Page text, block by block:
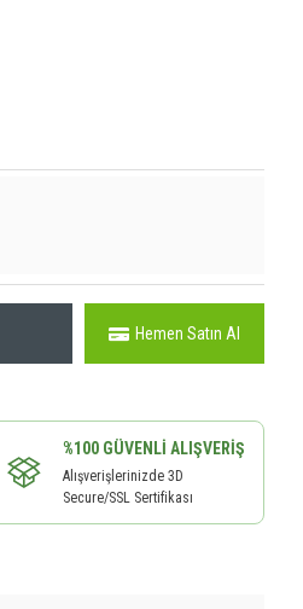
Hemen Satın Al
%100 GÜVENLI ALIŞVERIŞ
Alışverişlerinizde 3D
Secure/SSL Sertifikası